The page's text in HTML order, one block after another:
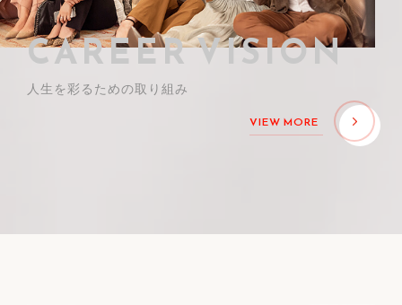
CAREER VISION
人生を彩るための取り組み
VIEW MORE